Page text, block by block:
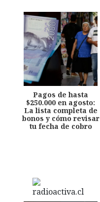
Pagos de hasta
$250.000 en agosto:
La lista completa de
bonos y cómo revisar
tu fecha de cobro